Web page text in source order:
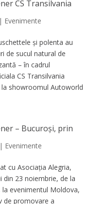
CS Transilvania
| Evenimente
și polenta au
de sucul natural de
– în cadrul
CS Transilvania
la showroomul Autoworld
– Bucuroși, prin
| Evenimente
cu Asociația Alegria,
din 23 noiembrie, de la
evenimentul Moldova,
de promovare a